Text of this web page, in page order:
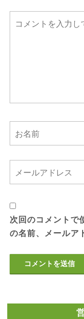
次回のコメントで
の名前、メールア